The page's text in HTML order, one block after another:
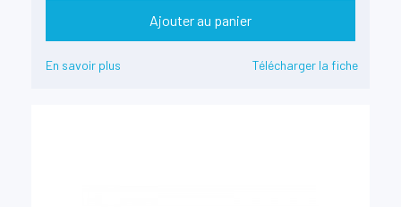
Ajouter au panier
En savoir plus Télécharger la fiche